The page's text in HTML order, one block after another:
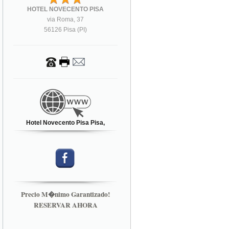
HOTEL NOVECENTO PISA
via Roma, 37
56126 Pisa (PI)
Hotel Novecento Pisa Pisa,
Precio M�nimo Garantizado!
RESERVAR AHORA